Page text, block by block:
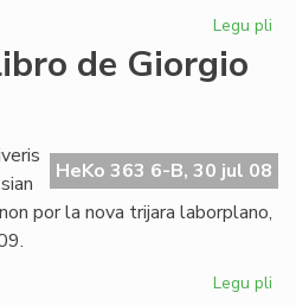
Legu pli
de Giorgio
HeKo 363 6-B, 30 jul 08
por la nova trijara laborplano,
Legu pli